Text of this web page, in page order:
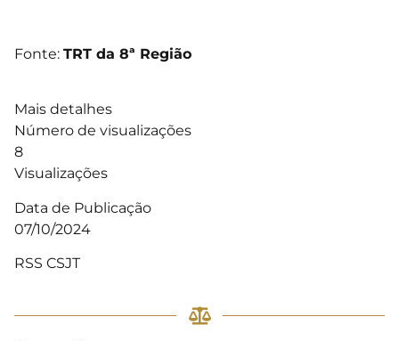
Fonte: TRT da 8ª Região
Mais detalhes
Número de visualizações
8
Visualizações
Data de Publicação
07/10/2024
RSS CSJT